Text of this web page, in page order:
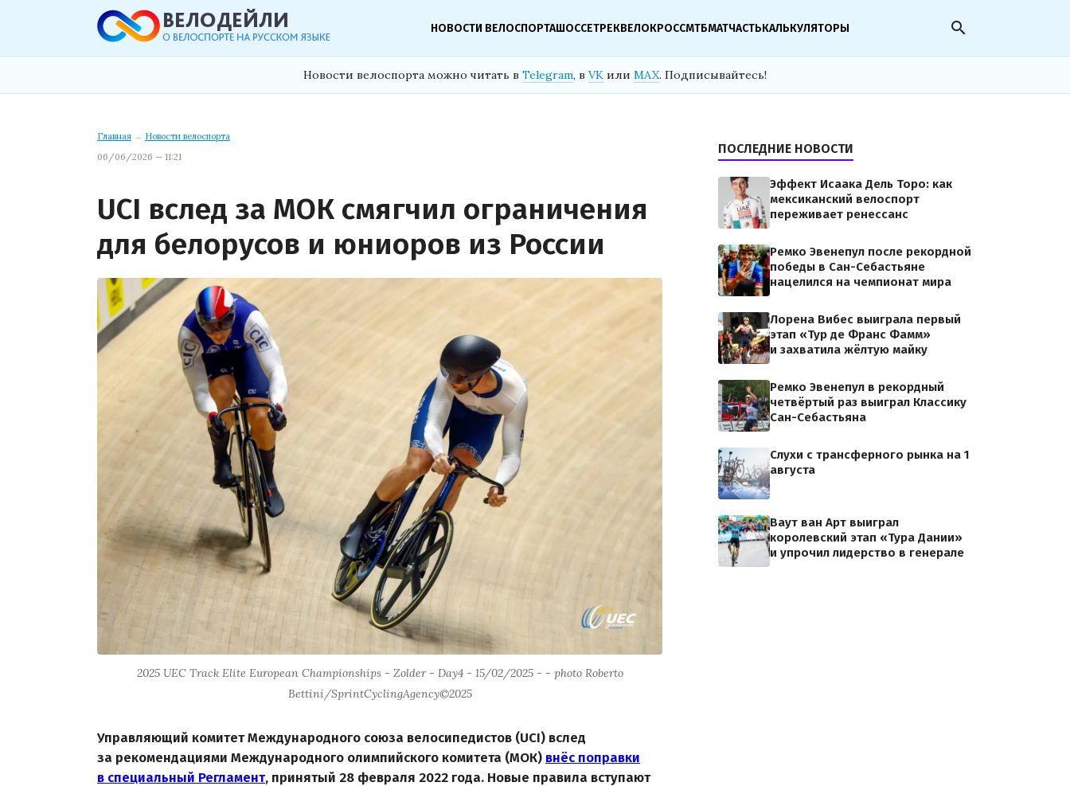
НОВОСТИ ВЕЛОСПОРТАШОССЕТРЕКВЕЛОКРОССМТБМАТЧАСТЬКАЛЬКУЛЯТОРЫ search
Новости велоспорта можно читать в Telegram, в VK или MAX. Подписывайтесь!
Главная → Новости велоспорта
06/06/2026 — 11:21
UCI вслед за МОК смягчил ограничения
для белорусов и юниоров из России
2025 UEC Track Elite European Championships - Zolder - Day4 - 15/02/2025 - - photo Roberto
Bettini/SprintCyclingAgency©2025
Управляющий комитет Международного союза велосипедистов (UCI) вслед
за рекомендациями Международного олимпийского комитета (МОК) внёс поправки
в специальный Регламент, принятый 28 февраля 2022 года. Новые правила вступают
ПОСЛЕДНИЕ НОВОСТИ
Эффект Исаака Дель Торо: как
мексиканский велоспорт
переживает ренессанс
Ремко Эвенепул после рекордной
победы в Сан-Себастьяне
нацелился на чемпионат мира
Лорена Вибес выиграла первый
этап «Тур де Франс Фамм»
и захватила жёлтую майку
Ремко Эвенепул в рекордный
четвёртый раз выиграл Классику
Сан-Себастьяна
Слухи с трансферного рынка на 1
августа
Ваут ван Арт выиграл
королевский этап «Тура Дании»
и упрочил лидерство в генерале